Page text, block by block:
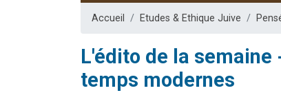
Accueil Etudes & Ethique Juive
L'édito de la semaine
temps modernes